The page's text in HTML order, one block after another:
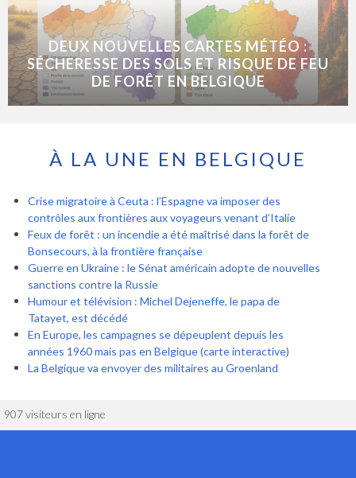
DEUX NOUVELLES CARTES MÉTÉO :
SÉCHERESSE DES SOLS ET RISQUE DE FEU
DE FORÊT EN BELGIQUE
À LA UNE EN BELGIQUE
Crise migratoire à Ceuta : l’Espagne va imposer des
contrôles aux frontières aux voyageurs venant d’Italie
Feux de forêt : un incendie a été maîtrisé dans la forêt de
Bonsecours, à la frontière française
Guerre en Ukraine : le Sénat américain adopte de nouvelles
sanctions contre la Russie
Humour et télévision : Michel Dejeneffe, le papa de
Tatayet, est décédé
En Europe, les campagnes se dépeuplent depuis les
années 1960 mais pas en Belgique (carte interactive)
La Belgique va envoyer des militaires au Groenland
907 visiteurs en ligne